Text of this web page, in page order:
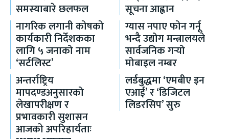
समस्याबारे छलफल
सूचना आह्वान
नागरिक लगानी कोषको
कार्यकारी निर्देशकका
लागि ५ जनाको नाम
‘सर्टलिस्ट’
ग्यास नपाए फोन गर्नू
भन्दै उद्योग मन्त्रालयले
सार्वजनिक गर्‍यो
मोबाइल नम्बर
अन्तर्राष्ट्रिय
मापदण्डअनुसारको
लेखापरीक्षण र
प्रभावकारी सुशासन
आजको अपरिहार्यताः
लर्डबुद्धमा ‘एमबीए इन
एआई’ र ‘डिजिटल
लिडरसिप’ सुरु